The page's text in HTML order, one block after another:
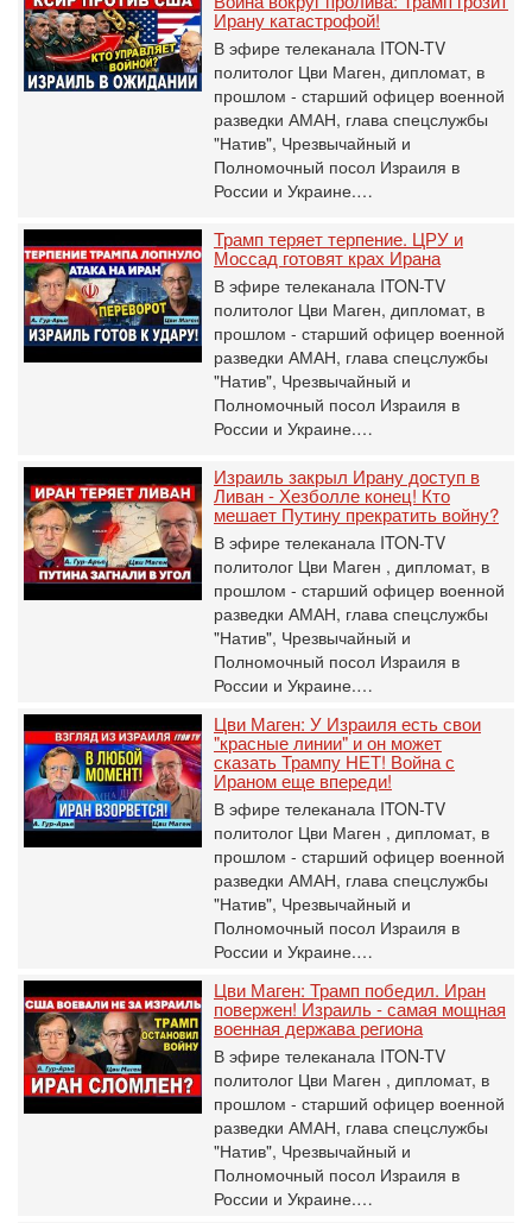
Ирану катастрофой!
В эфире телеканала ITON-TV
политолог Цви Маген, дипломат, в
прошлом - старший офицер военной
разведки АМАН, глава спецслужбы
"Натив", ‎Чрезвычайный и
Полномочный посол Израиля в
России и Украине.…
Трамп теряет терпение. ЦРУ и
Моссад готовят крах Ирана
В эфире телеканала ITON-TV
политолог Цви Маген, дипломат, в
прошлом - старший офицер военной
разведки АМАН, глава спецслужбы
"Натив", ‎Чрезвычайный и
Полномочный посол Израиля в
России и Украине.…
Израиль закрыл Ирану доступ в
Ливан - Хезболле конец! Кто
мешает Путину прекратить войну?
В эфире телеканала ITON-TV
политолог Цви Маген , дипломат, в
прошлом - старший офицер военной
разведки АМАН, глава спецслужбы
"Натив", ‎Чрезвычайный и
Полномочный посол Израиля в
России и Украине.…
Цви Маген: У Израиля есть свои
"красные линии" и он может
сказать Трампу НЕТ! Война с
Ираном еще впереди!
В эфире телеканала ITON-TV
политолог Цви Маген , дипломат, в
прошлом - старший офицер военной
разведки АМАН, глава спецслужбы
"Натив", ‎Чрезвычайный и
Полномочный посол Израиля в
России и Украине.…
Цви Маген: Трамп победил. Иран
повержен! Израиль - самая мощная
военная держава региона
В эфире телеканала ITON-TV
политолог Цви Маген , дипломат, в
прошлом - старший офицер военной
разведки АМАН, глава спецслужбы
"Натив", ‎Чрезвычайный и
Полномочный посол Израиля в
России и Украине.…